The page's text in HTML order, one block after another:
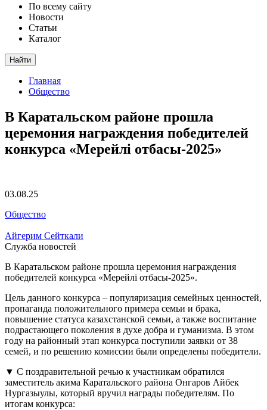
По всему сайту
Новости
Статьи
Каталог
Найти
Главная
Общество
В Каратальском районе прошла
церемония награждения победителей
конкурса «Мерейлі отбасы-2025»
03.08.25
Общество
Айгерим Сейткали
Служба новостей
В Каратальском районе прошла церемония награждения
победителей конкурса «Мерейлі отбасы-2025».
Цель данного конкурса – популяризация семейных ценностей,
пропаганда положительного примера семьи и брака,
повышение статуса казахстанской семьи, а также воспитание
подрастающего поколения в духе добра и гуманизма. В этом
году на районный этап конкурса поступили заявки от 38
семей, и по решению комиссии были определены победители.
▼ С поздравительной речью к участникам обратился
заместитель акима Каратальского района Онгаров Айбек
Нургазыулы, который вручил награды победителям. По
итогам конкурса: